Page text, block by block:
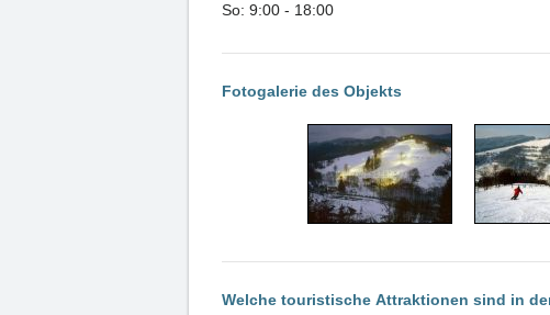
So: 9:00 - 18:00
Fotogalerie des Objekts
Welche touristische Attraktionen sind in